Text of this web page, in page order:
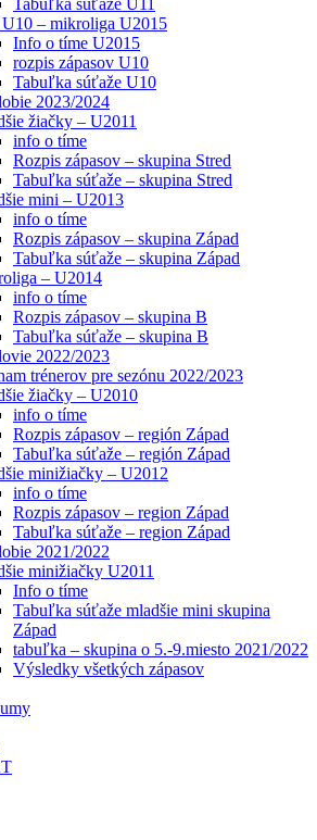
– mikroliga U2015
Info o tíme U2015
rozpis zápasov U10
Tabuľka súťaže U10
2023/2024
žiačky – U2011
info o tíme
Rozpis zápasov – skupina Stred
Tabuľka súťaže – skupina Stred
mini – U2013
info o tíme
Rozpis zápasov – skupina Západ
Tabuľka súťaže – skupina Západ
– U2014
info o tíme
Rozpis zápasov – skupina B
Tabuľka súťaže – skupina B
2022/2023
trénerov pre sezónu 2022/2023
žiačky – U2010
info o tíme
Rozpis zápasov – región Západ
Tabuľka súťaže – región Západ
minižiačky – U2012
info o tíme
Rozpis zápasov – region Západ
Tabuľka súťaže – region Západ
2021/2022
minižiačky U2011
Info o tíme
Tabuľka súťaže mladšie mini skupina
Západ
tabuľka – skupina o 5.-9.miesto 2021/2022
Výsledky všetkých zápasov